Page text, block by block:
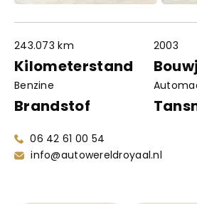
Contact
info@autowereldroyaal.nl
06 42 61 00 54
Adres
6004 PV Weert
243.073 km
Kilometerstand
2003
Benzine
Brandstof
06 42 61 00 54
info@autowereldroyaal.nl